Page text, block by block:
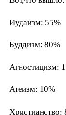
Иудаизм: 55%
Буддизм: 80%
Агностицизм:
Атеизм: 10%
Христианство: